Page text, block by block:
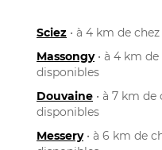
Sciez • à 4 km de
Massongy• à 4 km de
disponibles
Douvaine • à 7 km
disponibles
Messery• à 6 km de